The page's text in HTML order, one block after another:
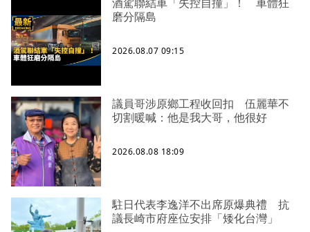
磨分隔島
2026.08.07 09:15
議員哥涉原鄉工程收回扣 伍麗華不
切割暖喊：他是我大哥，他很好
2026.08.08 18:09
駐日代表李逸洋不出席原爆典禮 抗
議長崎市府座位安排「矮化台灣」